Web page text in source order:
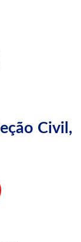
Civil,